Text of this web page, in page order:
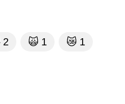
2 🙀 1 😿 1